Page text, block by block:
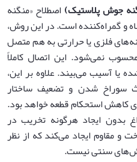
جوش پلاستیک) اصطلاح «منگنه
و گمراه‌کننده است. در این روش،
فلزی یا حرارتی به هم متصل
نمی‌شود. این اتصال کاملاً
یا آسیب می‌بیند. علاوه بر این،
سوراخ شدن و تضعیف ساختار
کاهش استحکام قطعه خواهد بود.
بدون ایجاد هرگونه تخریب در
و مقاوم ایجاد می‌کند که از نظر
سنتی نیست.